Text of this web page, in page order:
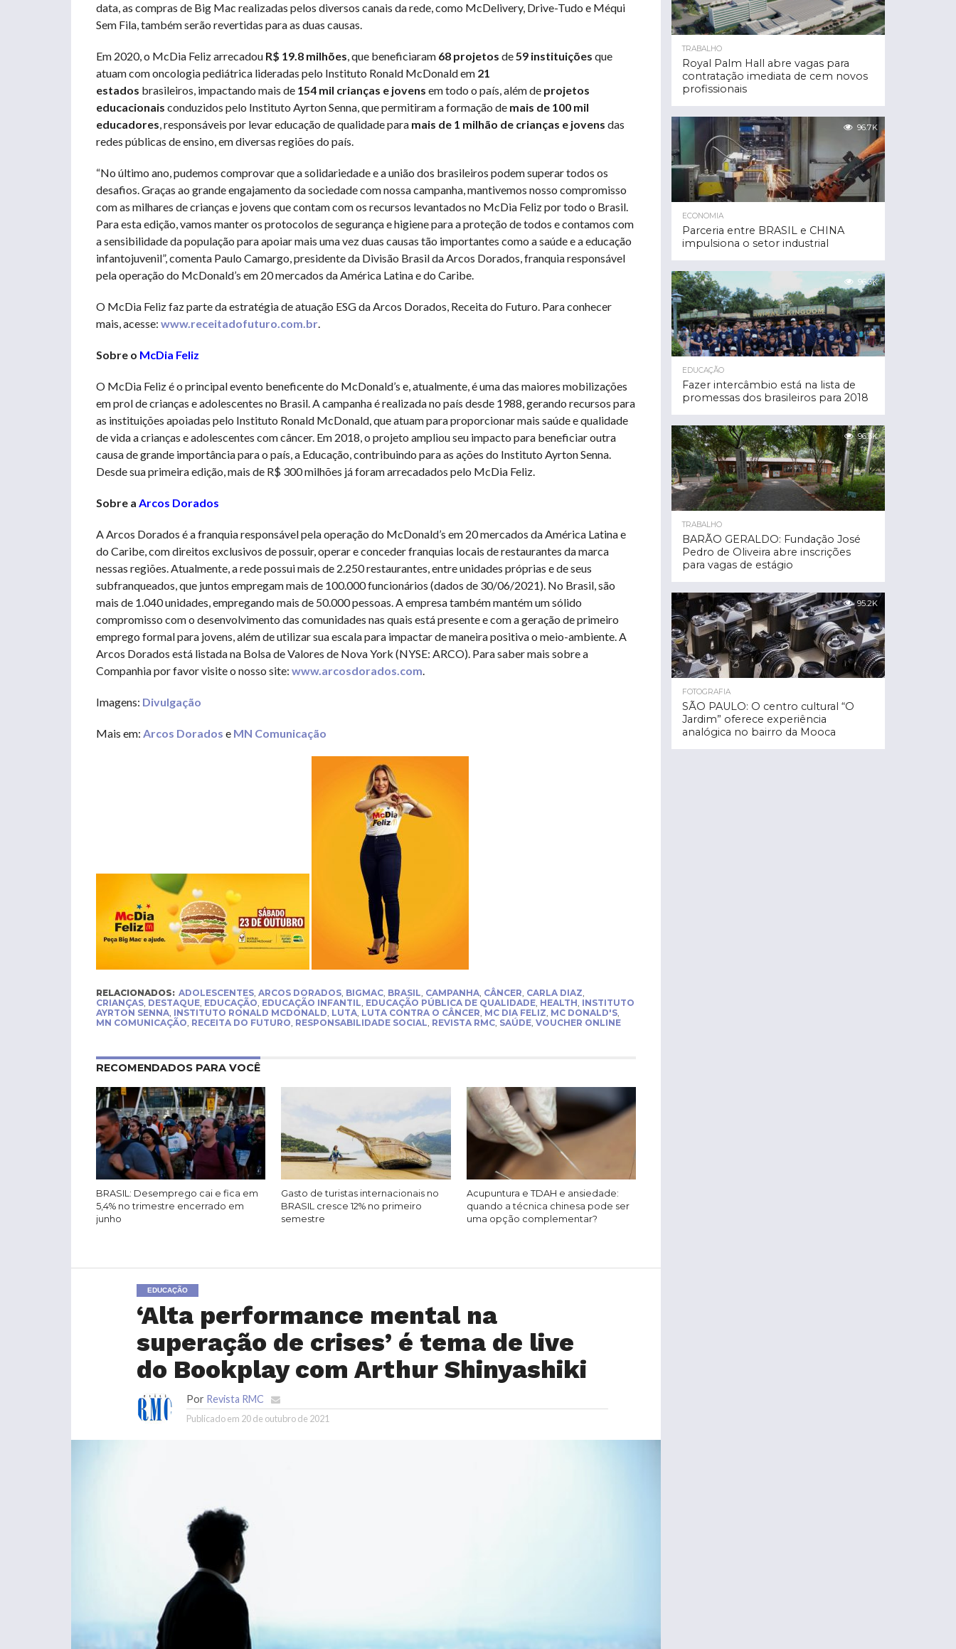
data, as compras de Big Mac realizadas pelos diversos canais da rede, como McDelivery, Drive-Tudo e Méqui
Sem Fila, também serão revertidas para as duas causas.
Em 2020, o McDia Feliz arrecadou R$ 19.8 milhões, que beneficiaram 68 projetos de59 instituições que
atuam com oncologia pediátrica lideradas pelo Instituto Ronald McDonald em 21
estados brasileiros, impactando mais de 154 mil crianças e jovens em todo o país, além de projetos
educacionais conduzidos pelo Instituto Ayrton Senna, que permitiram a formação de mais de 100 mil
educadores, responsáveis por levar educação de qualidade para mais de 1 milhão de crianças e jovens das
redes públicas de ensino, em diversas regiões do país.
“No último ano, pudemos comprovar que a solidariedade e a união dos brasileiros podem superar todos os
desafios. Graças ao grande engajamento da sociedade com nossa campanha, mantivemos nosso compromisso
com as milhares de crianças e jovens que contam com os recursos levantados no McDia Feliz por todo o Brasil.
Para esta edição, vamos manter os protocolos de segurança e higiene para a proteção de todos e contamos com
a sensibilidade da população para apoiar mais uma vez duas causas tão importantes como a saúde e a educação
infantojuvenil”, comenta Paulo Camargo, presidente da Divisão Brasil da Arcos Dorados, franquia responsável
pela operação do McDonald’s em 20 mercados da América Latina e do Caribe.
O McDia Feliz faz parte da estratégia de atuação ESG da Arcos Dorados, Receita do Futuro. Para conhecer
mais, acesse: www.receitadofuturo.com.br.
Sobre o McDia Feliz
O McDia Feliz é o principal evento beneficente do McDonald’s e, atualmente, é uma das maiores mobilizações
em prol de crianças e adolescentes no Brasil. A campanha é realizada no país desde 1988, gerando recursos para
as instituições apoiadas pelo Instituto Ronald McDonald, que atuam para proporcionar mais saúde e qualidade
de vida a crianças e adolescentes com câncer. Em 2018, o projeto ampliou seu impacto para beneficiar outra
causa de grande importância para o país, a Educação, contribuindo para as ações do Instituto Ayrton Senna.
Desde sua primeira edição, mais de R$ 300 milhões já foram arrecadados pelo McDia Feliz.
Sobre a Arcos Dorados
A Arcos Dorados é a franquia responsável pela operação do McDonald’s em 20 mercados da América Latina e
do Caribe, com direitos exclusivos de possuir, operar e conceder franquias locais de restaurantes da marca
nessas regiões. Atualmente, a rede possui mais de 2.250 restaurantes, entre unidades próprias e de seus
subfranqueados, que juntos empregam mais de 100.000 funcionários (dados de 30/06/2021). No Brasil, são
mais de 1.040 unidades, empregando mais de 50.000 pessoas. A empresa também mantém um sólido
compromisso com o desenvolvimento das comunidades nas quais está presente e com a geração de primeiro
emprego formal para jovens, além de utilizar sua escala para impactar de maneira positiva o meio-ambiente. A
Arcos Dorados está listada na Bolsa de Valores de Nova York (NYSE: ARCO). Para saber mais sobre a
Companhia por favor visite o nosso site: www.arcosdorados.com.
Imagens: Divulgação
Mais em: Arcos Dorados e MN Comunicação
RELACIONADOS: ADOLESCENTES, ARCOS DORADOS, BIGMAC, BRASIL, CAMPANHA, CÂNCER, CARLA DIAZ,
CRIANÇAS, DESTAQUE, EDUCAÇÃO, EDUCAÇÃO INFANTIL, EDUCAÇÃO PÚBLICA DE QUALIDADE, HEALTH, INSTITUTO
AYRTON SENNA, INSTITUTO RONALD MCDONALD, LUTA, LUTA CONTRA O CÂNCER, MC DIA FELIZ, MC DONALD'S,
MN COMUNICAÇÃO, RECEITA DO FUTURO, RESPONSABILIDADE SOCIAL, REVISTA RMC, SAÚDE, VOUCHER ONLINE
RECOMENDADOS PARA VOCÊ
BRASIL: Desemprego cai e fica em
5,4% no trimestre encerrado em
junho
Gasto de turistas internacionais no
BRASIL cresce 12% no primeiro
semestre
Acupuntura e TDAH e ansiedade:
quando a técnica chinesa pode ser
uma opção complementar?
EDUCAÇÃO
‘Alta performance mental na
superação de crises’ é tema de live
do Bookplay com Arthur Shinyashiki
Por Revista RMC
Publicado em 20 de outubro de 2021
TRABALHO
Royal Palm Hall abre vagas para
contratação imediata de cem novos
profissionais
96.7K
ECONOMIA
Parceria entre BRASIL e CHINA
impulsiona o setor industrial
96.3K
EDUCAÇÃO
Fazer intercâmbio está na lista de
promessas dos brasileiros para 2018
96.3K
TRABALHO
BARÃO GERALDO: Fundação José
Pedro de Oliveira abre inscrições
para vagas de estágio
95.2K
FOTOGRAFIA
SÃO PAULO: O centro cultural “O
Jardim” oferece experiência
analógica no bairro da Mooca